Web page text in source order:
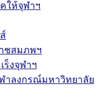
ให้จุฬาฯ
ชสมภพฯ
งจุฬาฯ
าลงกรณ์มหาวิทยาลัย